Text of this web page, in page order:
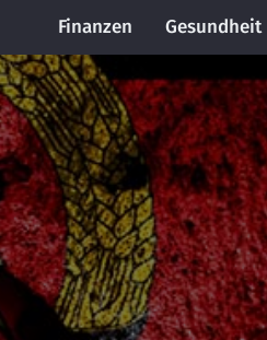
Finanzen Gesundheit